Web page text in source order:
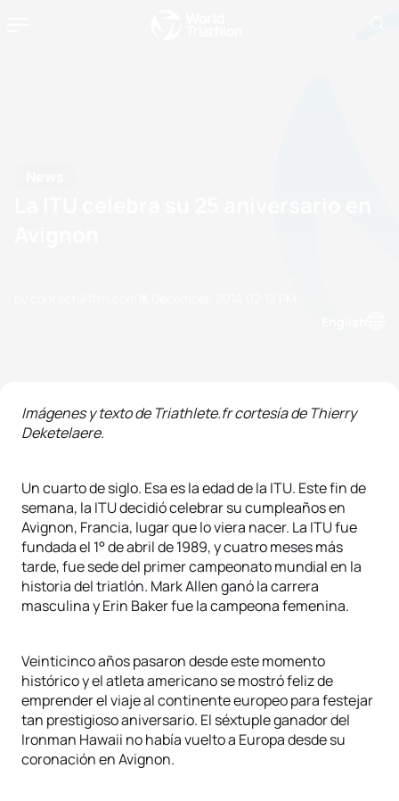
Imágenes y texto de Triathlete.fr cortesía de Thierry
Deketelaere.
Un cuarto de siglo. Esa es la edad de la ITU. Este fin de
semana, la ITU decidió celebrar su cumpleaños en
Avignon, Francia, lugar que lo viera nacer. La ITU fue
fundada el 1° de abril de 1989, y cuatro meses más
tarde, fue sede del primer campeonato mundial en la
historia del triatlón. Mark Allen ganó la carrera
masculina y Erin Baker fue la campeona femenina.
Veinticinco años pasaron desde este momento
histórico y el atleta americano se mostró feliz de
emprender el viaje al continente europeo para festejar
tan prestigioso aniversario. El séxtuple ganador del
Ironman Hawaii no había vuelto a Europa desde su
coronación en Avignon.